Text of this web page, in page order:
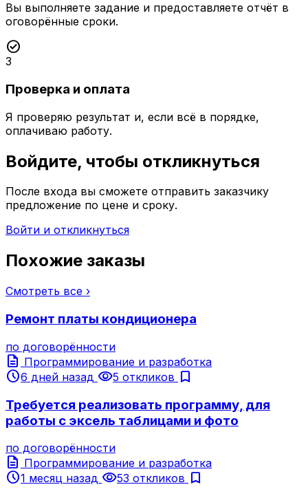
Вы выполняете задание и предоставляете отчёт в
оговорённые сроки.
check_circle
3
Проверка и оплата
Я проверяю результат и, если всё в порядке,
оплачиваю работу.
Войдите, чтобы откликнуться
После входа вы сможете отправить заказчику
предложение по цене и сроку.
Войти и откликнуться
Похожие заказы
Смотреть все ›
Ремонт платы кондиционера
по договорённости
description Программирование и разработка
schedule6 дней назад visibility5 откликов bookmark
Требуется реализовать программу, для
работы с эксель таблицами и фото
по договорённости
description Программирование и разработка
schedule1 месяц назад visibility53 откликов bookmark